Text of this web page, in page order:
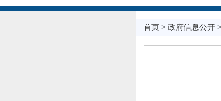
首页> 政府信息公开